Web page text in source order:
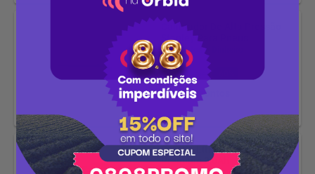
Calibrador De Alta Pressão
Stanley Para Pneus
Pontos + Dinheiro
6.482 pontos
2.570 pontos
Bateria Lítion Dewalt Max
Premium 3,0Ah